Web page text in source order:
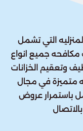
التي تشمل
جميع انواع
وتعقيم الخزانات
متميزة في مجال
باستمرار عروض